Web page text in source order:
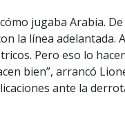
jugaba Arabia.
la línea adelantada.
Pero eso lo
bien”, arrancó
ante la